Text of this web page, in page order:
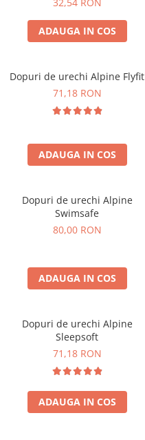
Huse troler
Business Travel
Resigilate
Reduceri bagaje
ADAUGA IN COS
Dopuri de urechi Alpine Flyfit
71,18 RON
ADAUGA IN COS
Dopuri de urechi Alpine
Swimsafe
80,00 RON
ADAUGA IN COS
Dopuri de urechi Alpine
Sleepsoft
71,18 RON
ADAUGA IN COS